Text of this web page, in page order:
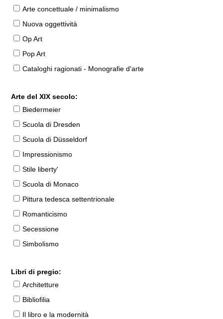
Arte concettuale / minimalismo
Nuova oggettività
Op Art
Pop Art
Cataloghi ragionati - Monografie d'arte
Arte del XIX secolo:
Biedermeier
Scuola di Dresden
Scuola di Düsseldorf
Impressionismo
Stile liberty'
Scuola di Monaco
Pittura tedesca settentrionale
Romanticismo
Secessione
Simbolismo
Libri di pregio:
Architetture
Bibliofilia
Il libro e la modernità